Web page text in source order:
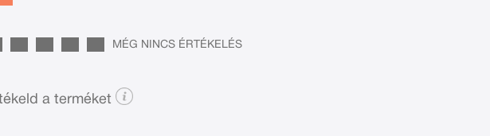
MÉG NINCS ÉRTÉKELÉS
a terméket